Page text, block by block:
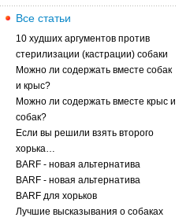
Все статьи
10 худших аргументов против
стерилизации (кастрации) собаки
Можно ли содержать вместе собак
и крыс?
Можно ли содержать вместе крыс и
собак?
Если вы решили взять второго
хорька…
BARF - новая альтернатива
BARF - новая альтернатива
BARF для хорьков
Лучшие высказывания о собаках